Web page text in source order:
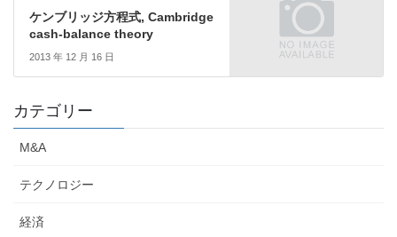
ケンブリッジ方程式, Cambridge
cash-balance theory
2013 年 12 月 16 日
カテゴリー
M&A
テクノロジー
経済